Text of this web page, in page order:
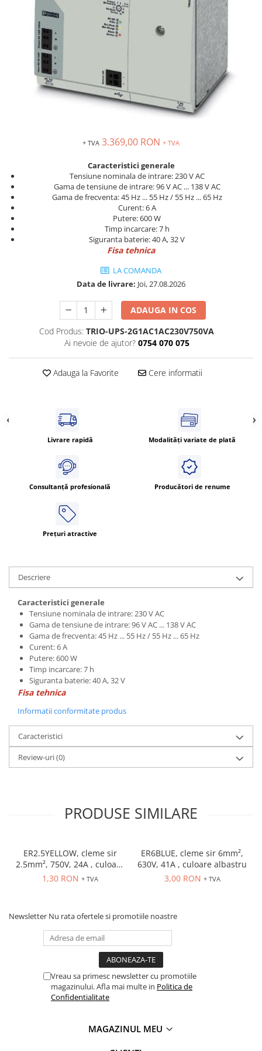
Router si switch-uri industriale
Afisoare digitale
Senzori distanta
Senzori fotoelectrici
Senzori inductivi
Senzori magnetici-rezistivi
Senzori ultrasonici
TRIO-PS
TRIO-UPS
UNO-PS
Contactoare
Butoane si accesorii
Relee termice
Cam Switches
Cleme sir
Accesorii cleme
Cleme 10mm
Intrerupator general
+ TVA 3.369,00 RON + TVA
Caracteristici generale
Tensiune nominala de intrare: 230 V AC
Gama de tensiune de intrare: 96 V AC ... 138 V AC
Gama de frecventa: 45 Hz ... 55 Hz / 55 Hz ... 65 Hz
Curent: 6 A
Putere: 600 W
Timp incarcare: 7 h
Siguranta baterie: 40 A, 32 V
Fisa tehnica
LA COMANDA
Data de livrare: Joi, 27.08.2026
ADAUGA IN COS
Cod Produs: TRIO-UPS-2G1AC1AC230V750VA
Ai nevoie de ajutor? 0754 070 075
Adauga la Favorite Cere informatii
Livrare rapidă Modalități variate de plată
Consultanță profesională Producători de renume
Prețuri atractive
Descriere
Caracteristici generale
Tensiune nominala de intrare: 230 V AC
Gama de tensiune de intrare: 96 V AC ... 138 V AC
Gama de frecventa: 45 Hz ... 55 Hz / 55 Hz ... 65 Hz
Curent: 6 A
Putere: 600 W
Timp incarcare: 7 h
Siguranta baterie: 40 A, 32 V
Fisa tehnica
Informatii conformitate produs
Caracteristici
Review-uri(0)
PRODUSE SIMILARE
ER2.5YELLOW, cleme sir
2.5mm², 750V, 24A , culoare
galbena
1,30 RON + TVA
ER6BLUE, cleme sir 6mm²,
630V, 41A , culoare albastru
3,00 RON + TVA
Newsletter Nu rata ofertele si promotiile noastre
Vreau sa primesc newsletter cu promotiile
magazinului. Afla mai multe in Politica de
Confidentialitate
MAGAZINUL MEU